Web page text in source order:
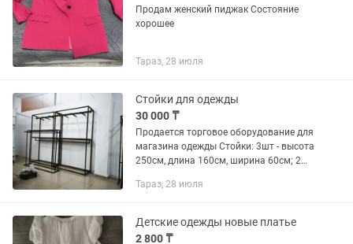
Продам женский пиджак Состояние
хорошее
Тараз, 28 июля
Стойки для одежды
30 000 ₸
Продается торговое оборудование для
магазина одежды Стойки: 3шт - высота
250см, длина 160см, ширина 60см; 2
ширина 50см Цена 30 000тг за единицу,
Тараз, 28 июля
Детские одежды новые платье
2 800 ₸